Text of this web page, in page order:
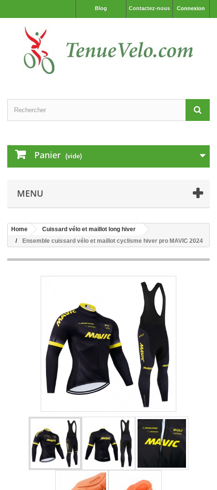
Connexion
Contactez-nous
Blog
Panier (vide)
MENU
Home
Cuissard vélo et maillot long hiver
Ensemble cuissard vélo et maillot cyclisme hiver pro MAVIC 2024